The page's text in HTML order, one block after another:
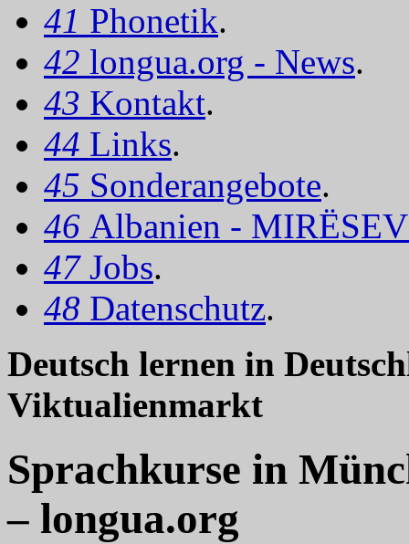
41 Phonetik.
42 longua.org - News.
43 Kontakt.
44 Links.
45 Sonderangebote.
46 Albanien -
47 Jobs.
48 Datenschutz.
Deutsch lernen in
Viktualienmarkt
Sprachkurse in
– longua.org